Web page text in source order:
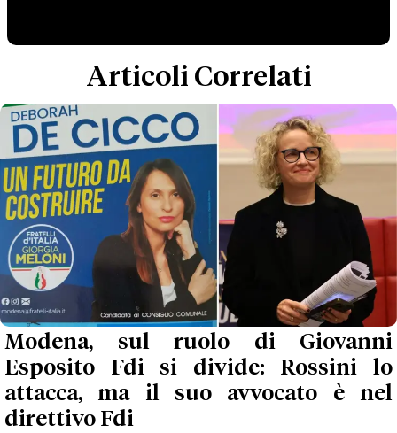
Articoli Correlati
Modena, sul ruolo di Giovanni
Esposito Fdi si divide: Rossini lo
attacca, ma il suo avvocato è nel
direttivo Fdi